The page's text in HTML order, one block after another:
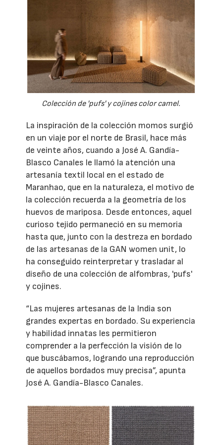
Colección de 'pufs' y cojines color camel.
La inspiración de la colección momos surgió
en un viaje por el norte de Brasil, hace más
de veinte años, cuando a José A. Gandía-
Blasco Canales le llamó la atención una
artesanía textil local en el estado de
Maranhao, que en la naturaleza, el motivo de
la colección recuerda a la geometría de los
huevos de mariposa. Desde entonces, aquel
curioso tejido permaneció en su memoria
hasta que, junto con la destreza en bordado
de las artesanas de la GAN women unit, lo
ha conseguido reinterpretar y trasladar al
diseño de una colección de alfombras, 'pufs'
y cojines.
“Las mujeres artesanas de la India son
grandes expertas en bordado. Su experiencia
y habilidad innatas les permitieron
comprender a la perfección la visión de lo
que buscábamos, logrando una reproducción
de aquellos bordados muy precisa”, apunta
José A. Gandía-Blasco Canales.